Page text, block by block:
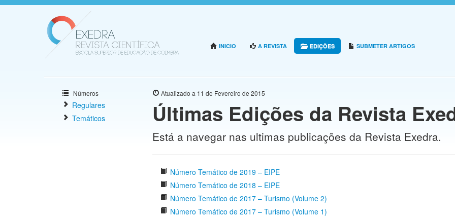
INICIO A REVISTA EDIÇÕES SUBMETER ARTIGOS
Números
Regulares
Temáticos
Atualizado a 11 de Fevereiro de 2015
Últimas Edições da Revista
Está a navegar nas ultimas publicações da Revista Exedra.
Número Temático de 2019 – EIPE
Número Temático de 2018 – EIPE
Número Temático de 2017 – Turismo (Volume 2)
Número Temático de 2017 – Turismo (Volume 1)